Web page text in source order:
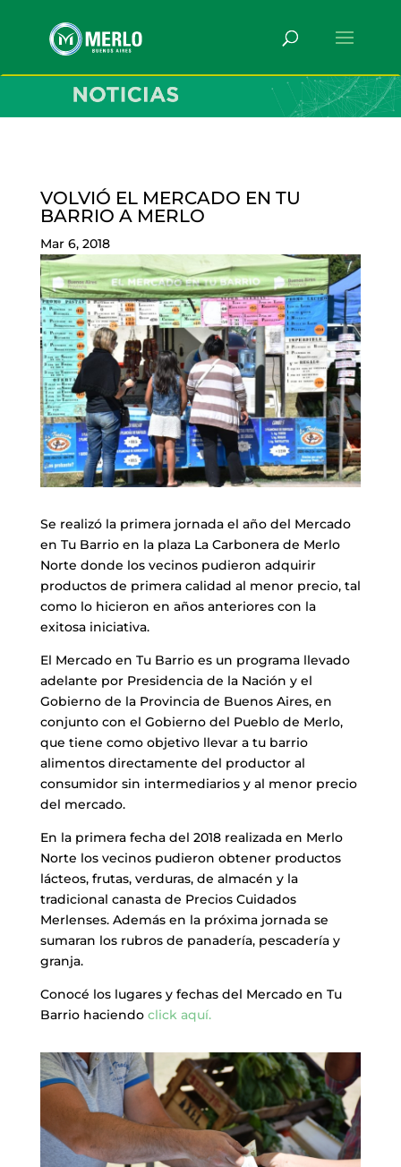
VOLVIÓ EL MERCADO EN TU
BARRIO A MERLO
Mar 6, 2018
Se realizó la primera jornada el año del Mercado
en Tu Barrio en la plaza La Carbonera de Merlo
Norte donde los vecinos pudieron adquirir
productos de primera calidad al menor precio, tal
como lo hicieron en años anteriores con la
exitosa iniciativa.
El Mercado en Tu Barrio es un programa llevado
adelante por Presidencia de la Nación y el
Gobierno de la Provincia de Buenos Aires, en
conjunto con el Gobierno del Pueblo de Merlo,
que tiene como objetivo llevar a tu barrio
alimentos directamente del productor al
consumidor sin intermediarios y al menor precio
del mercado.
En la primera fecha del 2018 realizada en Merlo
Norte los vecinos pudieron obtener productos
lácteos, frutas, verduras, de almacén y la
tradicional canasta de Precios Cuidados
Merlenses. Además en la próxima jornada se
sumaran los rubros de panadería, pescadería y
granja.
Conocé los lugares y fechas del Mercado en Tu
Barrio haciendo click aquí.